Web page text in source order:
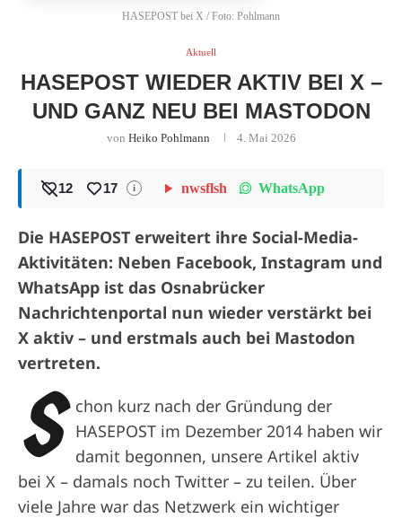
HASEPOST bei X / Foto: Pohlmann
Aktuell
HASEPOST WIEDER AKTIV BEI X –
UND GANZ NEU BEI MASTODON
von Heiko Pohlmann 4. Mai 2026
12 17 i nwsflsh WhatsApp
Die HASEPOST erweitert ihre Social-Media-
Aktivitäten: Neben Facebook, Instagram und
WhatsApp ist das Osnabrücker
Nachrichtenportal nun wieder verstärkt bei
X aktiv – und erstmals auch bei Mastodon
vertreten.
S
chon kurz nach der Gründung der
HASEPOST im Dezember 2014 haben wir
damit begonnen, unsere Artikel aktiv
bei X – damals noch Twitter – zu teilen. Über
viele Jahre war das Netzwerk ein wichtiger